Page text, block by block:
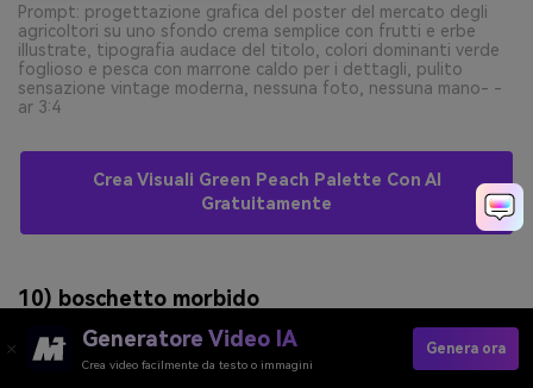
Prompt: progettazione grafica del poster del mercato degli
agricoltori su uno sfondo crema semplice con frutti e erbe
illustrate, tipografia audace del titolo, colori dominanti verde
foglioso e pesca con marrone caldo per i dettagli, pulito
sensazione vintage moderna, nessuna foto, nessuna mano- -
ar 3:4
Crea Visuali Green Peach Palette Con AI
Gratuitamente
10) boschetto morbido
Generatore Video IA
Crea video facilmente da testo o immagini
Genera ora